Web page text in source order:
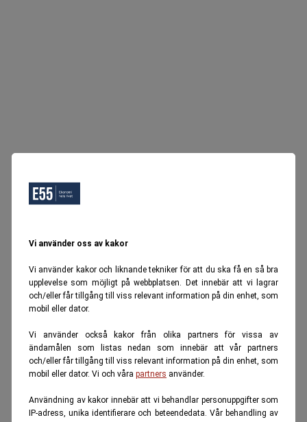
Vi använder oss av kakor
Vi använder kakor och liknande tekniker för att du ska få en så bra
upplevelse som möjligt på webbplatsen. Det innebär att vi lagrar
och/eller får tillgång till viss relevant information på din enhet, som
mobil eller dator.
Vi använder också kakor från olika partners för vissa av
ändamålen som listas nedan som innebär att vår partners
och/eller får tillgång till viss relevant information på din enhet, som
mobil eller dator. Vi och våra partners använder.
Användning av kakor innebär att vi behandlar personuppgifter som
IP-adress, unika identifierare och beteendedata. Vår behandling av